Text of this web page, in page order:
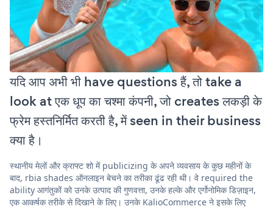
यदि आप अभी भी have questions हैं, तो take a
look at एक धूप का चश्मा कंपनी, जो creates लकड़ी के
फ्रेम हस्तनिर्मित करती है, में seen in their business
क्या है।
स्थानीय मेलों और क्राफ्ट शो में publicizing के अपने व्यवसाय के कुछ महीनों के
बाद, rbia shades ऑनलाइन बेचने का तरीका ढूंढ रही थी। वे required the
ability आगंतुकों को उनके उत्पाद की गुणवत्ता, उनके हल्के और एर्गोनोमिक डिज़ाइन,
एक आकर्षक तरीके से दिखाने के लिए। उनके KalioCommerce ने इसके लिए